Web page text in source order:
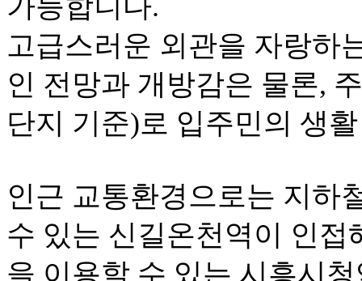
고급스러운 외관을 자랑하
인 전망과 개방감은 물론,
단지 기준)로 입주민의 생활
인근 교통환경으로는 지하
수 있는 신길온천역이 인접
을 이용할 수 있는 시흥시